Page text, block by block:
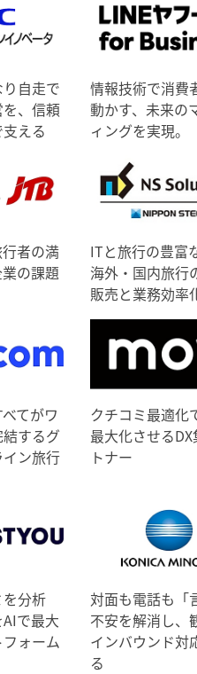
自走で
、信頼
える
情報技術で消費
動かす、未来の
ィングを実現。
者の満
の課題
ITと旅行の豊富
海外・国内旅行
販売と業務効率
てがワ
するグ
ン旅行
クチコミ最適化
最大化させる
トナー
分析
で最大
ォーム
対面も電話も「
不安を解消し、
インバウンド対
る